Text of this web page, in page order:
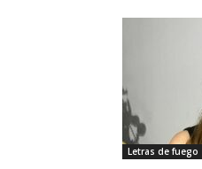
Letras de fuego